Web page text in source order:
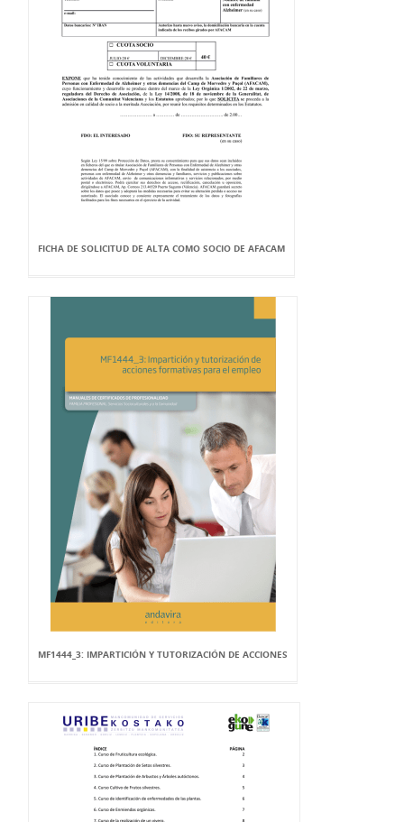
FICHA DE SOLICITUD DE ALTA COMO SOCIO DE AFACAM
MF1444_3: IMPARTICIÓN Y TUTORIZACIÓN DE ACCIONES